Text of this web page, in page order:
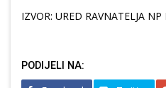
IZVOR: URED RAVNATELJA
PODIJELI NA: